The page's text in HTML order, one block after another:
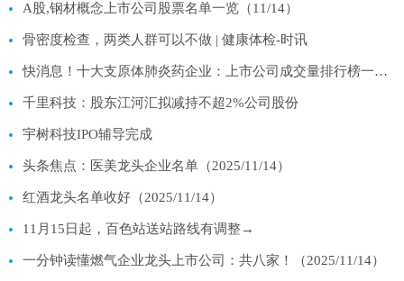
A股,钢材概念上市公司股票名单一览（11/14）
骨密度检查，两类人群可以不做 | 健康体检-时讯
快消息！十大支原体肺炎药企业：上市公司成交量排行榜一览（2025年11月14日）
千里科技：股东江河汇拟减持不超2%公司股份
宇树科技IPO辅导完成
头条焦点：医美龙头企业名单（2025/11/14）
红酒龙头名单收好（2025/11/14）
11月15日起，百色站送站路线有调整→
一分钟读懂燃气企业龙头上市公司：共八家！（2025/11/14）